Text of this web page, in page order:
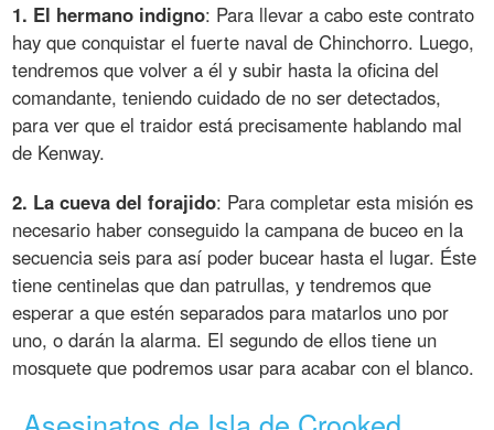
1. El hermano indigno: Para llevar a cabo este contrato
hay que conquistar el fuerte naval de Chinchorro. Luego,
tendremos que volver a él y subir hasta la oficina del
comandante, teniendo cuidado de no ser detectados,
para ver que el traidor está precisamente hablando mal
de Kenway.
2. La cueva del forajido: Para completar esta misión es
necesario haber conseguido la campana de buceo en la
secuencia seis para así poder bucear hasta el lugar. Éste
tiene centinelas que dan patrullas, y tendremos que
esperar a que estén separados para matarlos uno por
uno, o darán la alarma. El segundo de ellos tiene un
mosquete que podremos usar para acabar con el blanco.